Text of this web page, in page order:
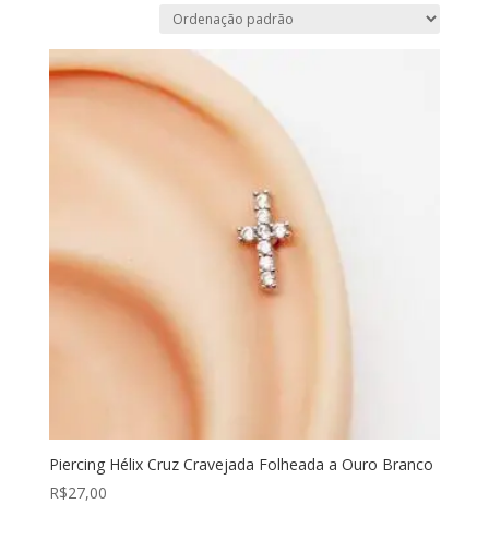
Piercing Hélix Cruz Cravejada Folheada a Ouro Branco
R$27,00